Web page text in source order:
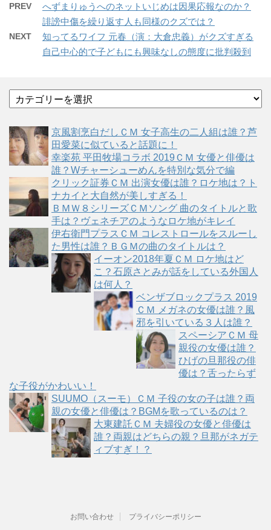
PREV
へずまりゅうへのネットいじめは因果応報なのか？
誹謗中傷を繰り返す人も同様のクズでは？
NEXT
知ってるワイフ 元春（演：大倉忠義）がクズすぎる
自己中心的で子どもにも興味なしの態度に批判殺到
テ
リ
ー
京風割烹白だしＣＭ 女子高生の二人組は誰？芦
田愛菜に似ていると話題に！
幸楽苑 平田牧場コラボ 2019ＣＭ 女優と俳優は
誰？Wチャーシューめんを特別な気分で編
クリック証券ＣＭ 出演女優は誰？ロケ地は？ト
ナカイと大自然が美しすぎる！
ＢＭＷ８シリーズＣＭソング 曲のタイトルと歌
手は？ヴェネチアのようなロケ地がキレイ
伊右衛門プラスＣＭ コレストロールをスルーし
た男性は誰？ＢＧＭの曲のタイトルは？
イーオン2018年夏ＣＭ ロケ地はど
こ？石原さとみが話をしている外国人
は何人？
ベンザブロックプラス 2019
ＣＭ メガネの女優は誰？風
邪を引いている３人は誰？
スペーシアＣＭ 母
親役の女優は誰？
ひげの旦那役の俳
優は？舌ったらず
な子役がかわいい！
SUUMO（スーモ）ＣＭ 子役の女の子は誰？両
親の女優と俳優は？BGMを歌っているのは？
大東建託ＣＭ 夫婦役の女優と俳優は
誰？両親はどちらの親？旦那がネガテ
ィブすぎ！？
お問い合わせ プライバシーポリシー